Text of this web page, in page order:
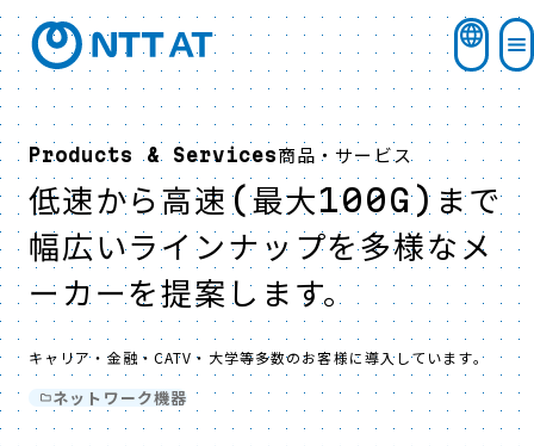
Products & Services商品・サービス
低速から高速(最大100G)まで
幅広いラインナップを多様なメ
ーカーを提案します。
キャリア・金融・CATV・大学等多数のお客様に導入しています。​
ネットワーク機器